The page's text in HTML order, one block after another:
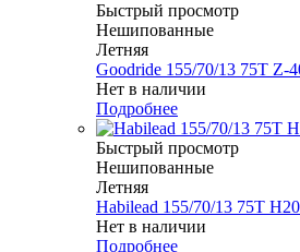
Быстрый просмотр
Нешипованные
Летняя
Goodride 155/70/13 75T Z-
Нет в наличии
Подробнее
Быстрый просмотр
Нешипованные
Летняя
Habilead 155/70/13 75T
Нет в наличии
Подробнее